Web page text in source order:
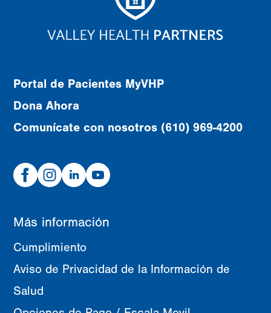
Portal de Pacientes MyVHP
Dona Ahora
Comunícate con nosotros (610) 969-4200
FacebookInstagram
Linked
In
Youtube
Más información
Cumplimiento
Aviso de Privacidad de la Información de
Salud